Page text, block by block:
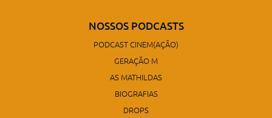
NOSSOS PODCASTS
PODCAST CINEM(AÇÃO)
GERAÇÃO M
AS MATHILDAS
BIOGRAFIAS
DROPS